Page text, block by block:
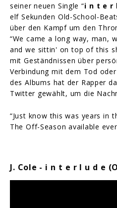
seiner neuen Single “i n t e r
elf Sekunden Old-School-
über den Kampf um den
“We came a long way, man,
and we sittin' on top of this
mit Geständnissen über
Verbindung mit dem Tod
des Albums hat der Rapper
Twitter gewählt, um die
“Just know this was years in
The Off-Season available
J. Cole - i n t e r l u d e